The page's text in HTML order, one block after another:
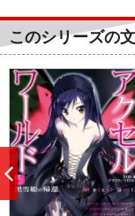
このシリーズの
前